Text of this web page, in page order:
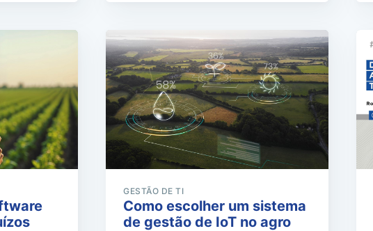
GESTÃO DE TI
Como escolher um sistema
de gestão de IoT no agro